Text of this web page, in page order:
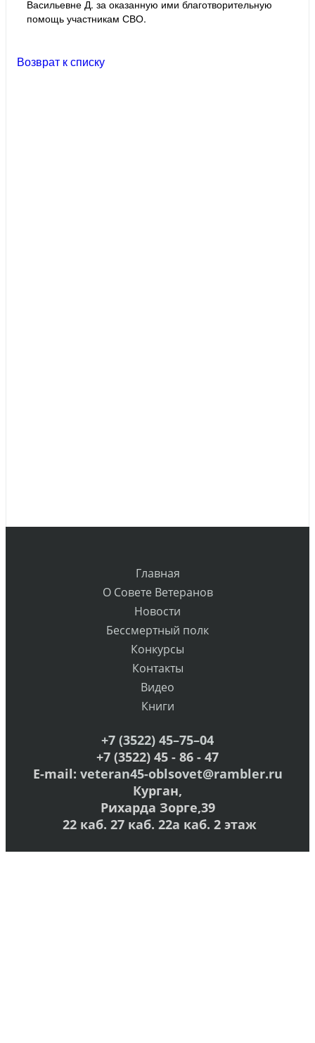
Васильевне Д. за оказанную ими благотворительную
помощь участникам СВО.
Возврат к списку
Главная
О Совете Ветеранов
Новости
Бессмертный полк
Конкурсы
Контакты
Видео
Книги
+7 (3522) 45–75–04
+7 (3522) 45 - 86 - 47
E-mail: veteran45-oblsovet@rambler.ru
Курган,
Рихарда Зорге,39
22 каб. 27 каб. 22а каб. 2 этаж